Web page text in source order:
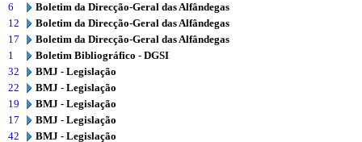
6
Boletim da Direcção-Geral das Alfândegas
12
Boletim da Direcção-Geral das Alfândegas
17
Boletim da Direcção-Geral das Alfândegas
1
Boletim Bibliográfico - DGSI
32
BMJ - Legislação
22
BMJ - Legislação
19
BMJ - Legislação
17
BMJ - Legislação
42
BMJ - Legislação